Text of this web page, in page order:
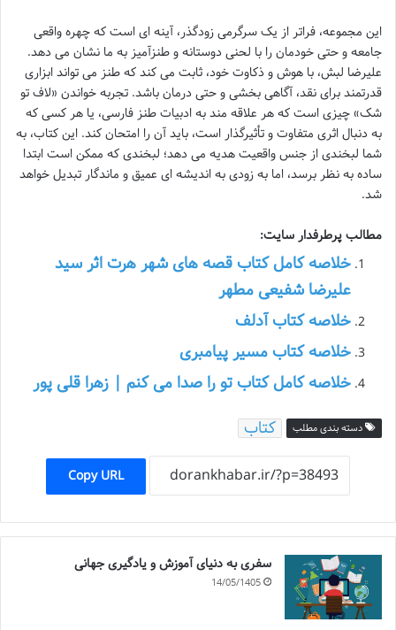
این مجموعه، فراتر از یک سرگرمی زودگذر، آینه ای است که چهره واقعی
جامعه و حتی خودمان را با لحنی دوستانه و طنزآمیز به ما نشان می دهد.
علیرضا لبش، با هوش و ذکاوت خود، ثابت می کند که طنز می تواند ابزاری
قدرتمند برای نقد، آگاهی بخشی و حتی درمان باشد. تجربه خواندن «لاف تو
شک» چیزی است که هر علاقه مند به ادبیات طنز فارسی، یا هر کسی که
به دنبال اثری متفاوت و تأثیرگذار است، باید آن را امتحان کند. این کتاب، به
شما لبخندی از جنس واقعیت هدیه می دهد؛ لبخندی که ممکن است ابتدا
ساده به نظر برسد، اما به زودی به اندیشه ای عمیق و ماندگار تبدیل خواهد
شد.
مطالب پرطرفدار سایت:
خلاصه کامل کتاب قصه های شهر هرت اثر سید
علیرضا شفیعی مطهر
خلاصه کتاب آدلف
خلاصه کتاب مسیر پیامبری
خلاصه کامل کتاب تو را صدا می کنم | زهرا قلی پور
دسته بندی مطلب کتاب
Copy URL
سفری به دنیای آموزش و یادگیری جهانی
14/05/1405